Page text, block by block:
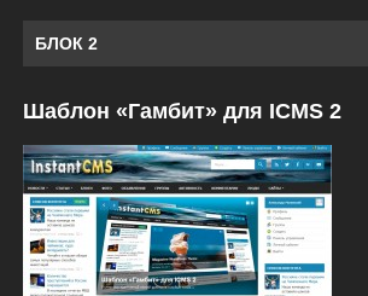
БЛОК 2
Шаблон «Гамбит» для ICMS 2